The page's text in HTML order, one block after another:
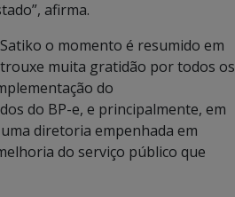
afirma.
o momento é resumido em
muita gratidão por todos os
do
do BP-e, e principalmente, em
diretoria empenhada em
do serviço público que